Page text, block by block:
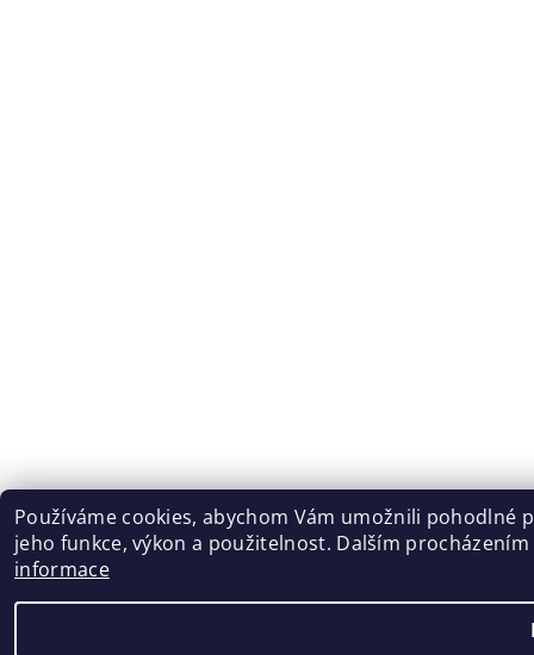
Používáme cookies, abychom Vám umožnili pohodlné
jeho funkce, výkon a použitelnost. Dalším
informace